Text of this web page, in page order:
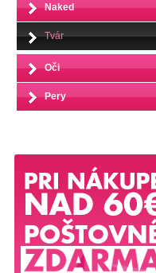
Naked
Tvár
Oči
Pery